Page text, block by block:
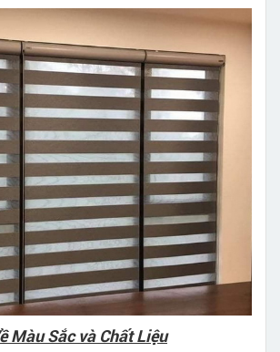
Màu Sắc và Chất Liệu